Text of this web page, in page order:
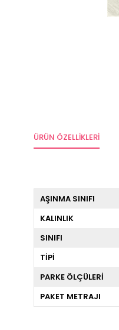
ÜRÜN ÖZELLIKLERI
AŞINMA SINIFI
KALINLIK
SINIFI
TİPİ
PARKE ÖLÇÜLERİ
PAKET METRAJI